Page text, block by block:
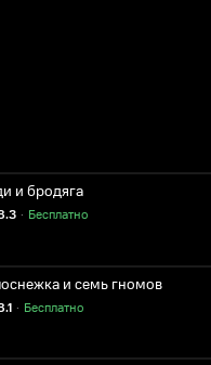
и бродяга
Бесплатно
·
и семь гномов
Бесплатно
·